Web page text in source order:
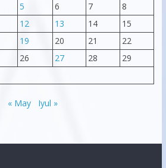
5 6 7
8
12 13 14
15
19 20 21
22
26 27 28
29
« May Iyul »